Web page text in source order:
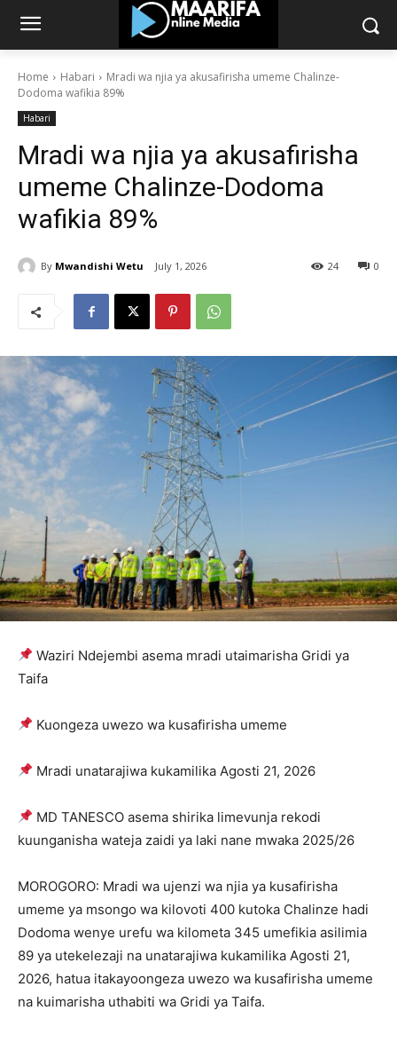
Home Habari
Mradi wa njia ya akusafirisha umeme Chalinze-
Dodoma wafikia 89%
Habari
Mradi wa njia ya akusafirisha
umeme Chalinze-Dodoma
wafikia 89%
By Mwandishi Wetu July 1, 2026 0
24
Waziri Ndejembi asema mradi utaimarisha Gridi ya
Taifa
Kuongeza uwezo wa kusafirisha umeme
Mradi unatarajiwa kukamilika Agosti 21, 2026
MD TANESCO asema shirika limevunja rekodi
kuunganisha wateja zaidi ya laki nane mwaka 2025/26
MOROGORO: Mradi wa ujenzi wa njia ya kusafirisha
umeme ya msongo wa kilovoti 400 kutoka Chalinze hadi
Dodoma wenye urefu wa kilometa 345 umefikia asilimia
89 ya utekelezaji na unatarajiwa kukamilika Agosti 21,
2026, hatua itakayoongeza uwezo wa kusafirisha umeme
na kuimarisha uthabiti wa Gridi ya Taifa.